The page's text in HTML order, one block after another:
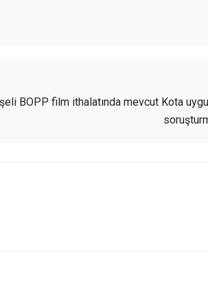
BOPP film ithalatında mevcut Kota